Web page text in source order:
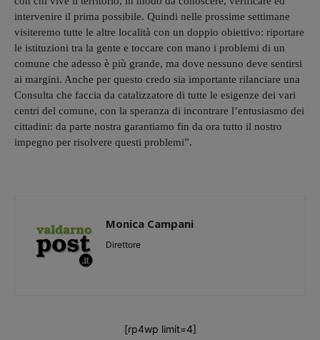
intervenire il prima possibile. Quindi nelle prossime settimane
visiteremo tutte le altre località con un doppio obiettivo: riportare
le istituzioni tra la gente e toccare con mano i problemi di un
comune che adesso è più grande, ma dove nessuno deve sentirsi
ai margini. Anche per questo credo sia importante rilanciare una
Consulta che faccia da catalizzatore di tutte le esigenze dei vari
centri del comune, con la speranza di incontrare l’entusiasmo dei
cittadini: da parte nostra garantiamo fin da ora tutto il nostro
impegno per risolvere questi problemi”.
Monica Campani
Direttore
[rp4wp limit=4]